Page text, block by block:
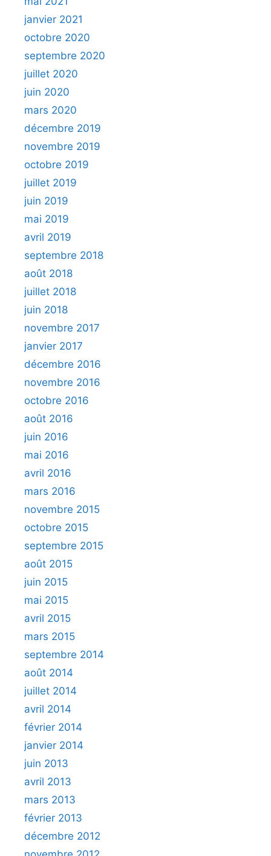
janvier 2021
octobre 2020
septembre 2020
juillet 2020
juin 2020
mars 2020
décembre 2019
novembre 2019
octobre 2019
juillet 2019
juin 2019
mai 2019
avril 2019
septembre 2018
août 2018
juillet 2018
juin 2018
novembre 2017
janvier 2017
décembre 2016
novembre 2016
octobre 2016
août 2016
juin 2016
mai 2016
avril 2016
mars 2016
novembre 2015
octobre 2015
septembre 2015
août 2015
juin 2015
mai 2015
avril 2015
mars 2015
septembre 2014
août 2014
juillet 2014
avril 2014
février 2014
janvier 2014
juin 2013
avril 2013
mars 2013
février 2013
décembre 2012